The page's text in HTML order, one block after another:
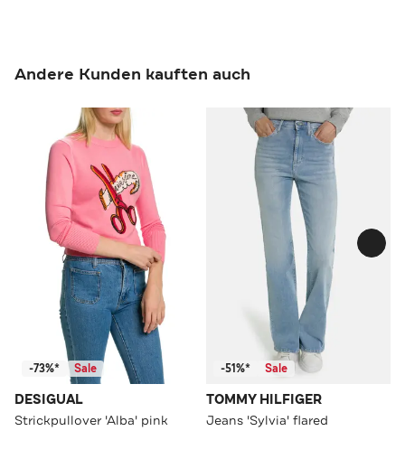
Andere Kunden kauften auch
-73%* Sale
DESIGUAL
Strickpullover 'Alba' pink
-51%* Sale
TOMMY HILFIGER
Jeans 'Sylvia' flared